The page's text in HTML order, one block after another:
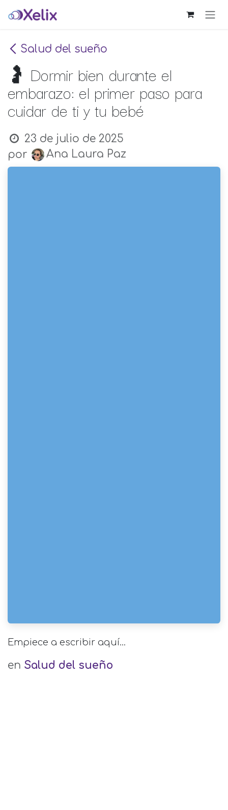
Ir al contenido
Salud del sueño
🤰 Dormir bien durante el
embarazo: el primer paso para
cuidar de ti y tu bebé
23 de julio de 2025
por
Ana Laura Paz
Empiece a escribir aquí...
en Salud del sueño